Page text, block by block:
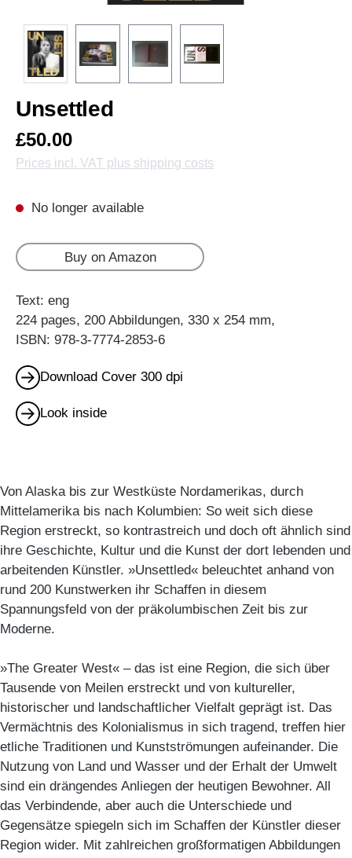
Unsettled
£50.00
Prices incl. VAT plus shipping costs
No longer available
Buy on Amazon
Text: eng
224 pages, 200 Abbildungen, 330 x 254 mm,
ISBN: 978-3-7774-2853-6
Download Cover 300 dpi
Look inside
Von Alaska bis zur Westküste Nordamerikas, durch
Mittelamerika bis nach Kolumbien: So weit sich diese
Region erstreckt, so kontrastreich und doch oft ähnlich sind
ihre Geschichte, Kultur und die Kunst der dort lebenden und
arbeitenden Künstler. »Unsettled« beleuchtet anhand von
rund 200 Kunstwerken ihr Schaffen in diesem
Spannungsfeld von der präkolumbischen Zeit bis zur
Moderne.
»The Greater West« – das ist eine Region, die sich über
Tausende von Meilen erstreckt und von kultureller,
historischer und landschaftlicher Vielfalt geprägt ist. Das
Vermächtnis des Kolonialismus in sich tragend, treffen hier
etliche Traditionen und Kunstströmungen aufeinander. Die
Nutzung von Land und Wasser und der Erhalt der Umwelt
sind ein drängendes Anliegen der heutigen Bewohner. All
das Verbindende, aber auch die Unterschiede und
Gegensätze spiegeln sich im Schaffen der Künstler dieser
Region wider. Mit zahlreichen großformatigen Abbildungen